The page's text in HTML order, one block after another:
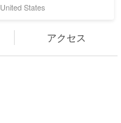
States
アクセス